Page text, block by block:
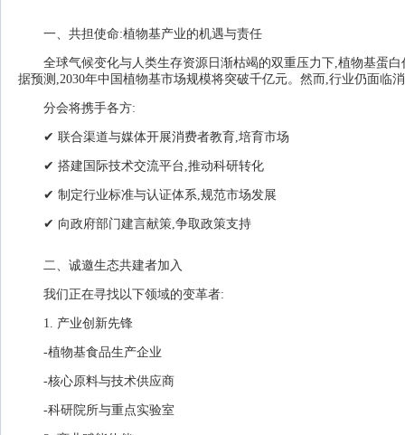
一、共担使命:植物基产业的机遇与责任
全球气候变化与人类生存资源日渐枯竭的双重压力下,植物基蛋
据预测,2030年中国植物基市场规模将突破千亿元。然而,行业仍面临
分会将携手各方:
✔ 联合渠道与媒体开展消费者教育,培育市场
✔ 搭建国际技术交流平台,推动科研转化
✔ 制定行业标准与认证体系,规范市场发展
✔ 向政府部门建言献策,争取政策支持
二、诚邀生态共建者加入
我们正在寻找以下领域的变革者:
1. 产业创新先锋
-植物基食品生产企业
-核心原料与技术供应商
-科研院所与重点实验室